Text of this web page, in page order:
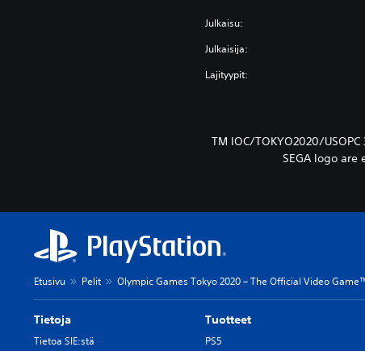
Julkaisu:
Julkaisija:
Lajityypit:
TM IOC/TOKYO2020/
SEGA logo are
Etusivu Pelit Olympic Games Tokyo 2020 – The Official Video
Tietoja
Tietoa SIE:stä
Tuotteet
PS5